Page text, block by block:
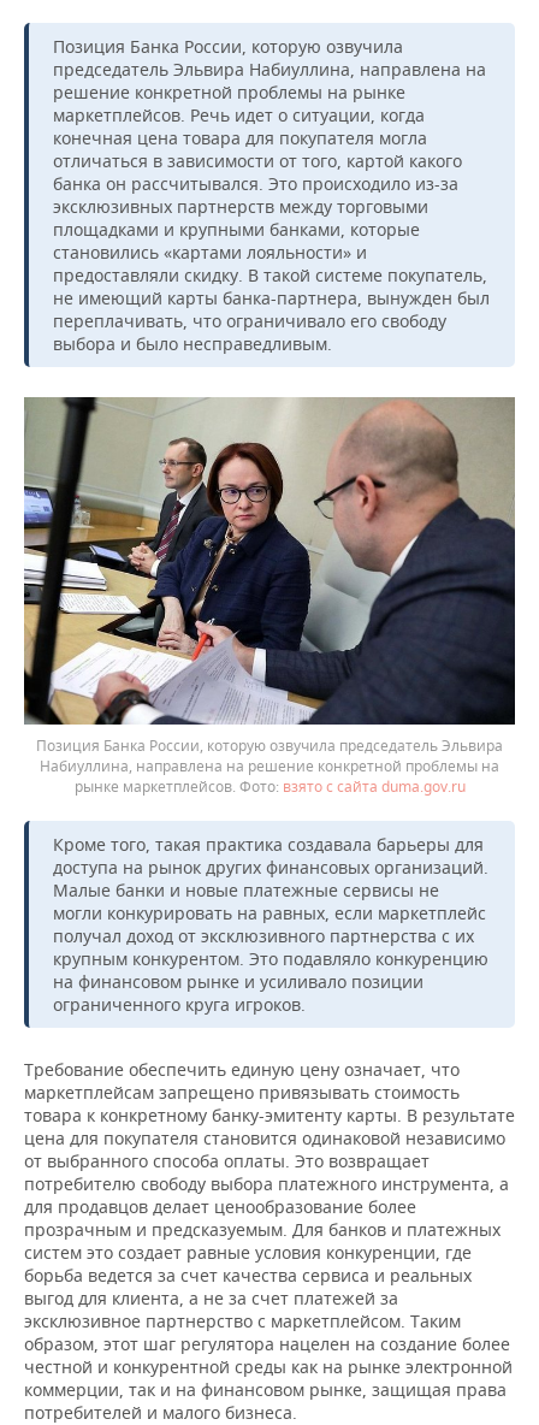
Позиция Банка России, которую озвучила
председатель Эльвира Набиуллина, направлена на
решение конкретной проблемы на рынке
маркетплейсов. Речь идет о ситуации, когда
конечная цена товара для покупателя могла
отличаться в зависимости от того, картой какого
банка он рассчитывался. Это происходило из-за
эксклюзивных партнерств между торговыми
площадками и крупными банками, которые
становились «картами лояльности» и
предоставляли скидку. В такой системе покупатель,
не имеющий карты банка-партнера, вынужден был
переплачивать, что ограничивало его свободу
выбора и было несправедливым.
Позиция Банка России, которую озвучила председатель Эльвира
Набиуллина, направлена на решение конкретной проблемы на
рынке маркетплейсов.
взято с сайта duma.gov.ru
Кроме того, такая практика создавала барьеры для
доступа на рынок других финансовых организаций.
Малые банки и новые платежные сервисы не
могли конкурировать на равных, если маркетплейс
получал доход от эксклюзивного партнерства с их
крупным конкурентом. Это подавляло конкуренцию
на финансовом рынке и усиливало позиции
ограниченного круга игроков.
Требование обеспечить единую цену означает, что
маркетплейсам запрещено привязывать стоимость
товара к конкретному банку-эмитенту карты. В результате
цена для покупателя становится одинаковой независимо
от выбранного способа оплаты. Это возвращает
потребителю свободу выбора платежного инструмента, а
для продавцов делает ценообразование более
прозрачным и предсказуемым. Для банков и платежных
систем это создает равные условия конкуренции, где
борьба ведется за счет качества сервиса и реальных
выгод для клиента, а не за счет платежей за
эксклюзивное партнерство с маркетплейсом. Таким
образом, этот шаг регулятора нацелен на создание более
честной и конкурентной среды как на рынке электронной
коммерции, так и на финансовом рынке, защищая права
потребителей и малого бизнеса.